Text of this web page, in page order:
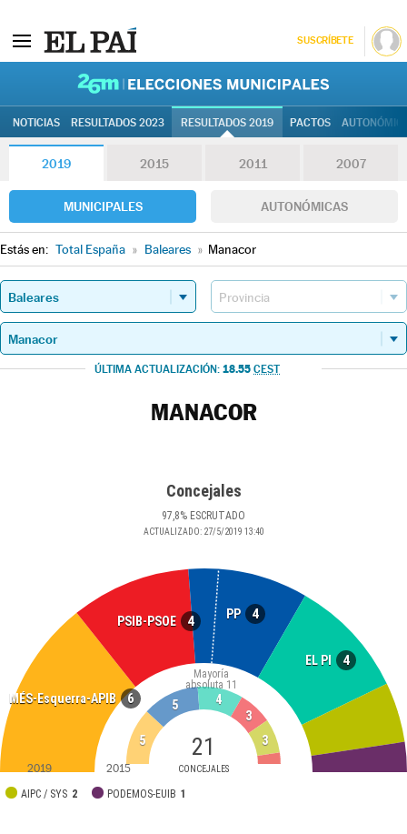
SUSCRÍBETE
NOTICIAS RESULTADOS 2023 RESULTADOS 2019 PACTOS
2019 2015 2011 2007
MUNICIPALES AUTONÓMICAS
Estás en: Total España » Baleares » Manacor
ÚLTIMA ACTUALIZACIÓN: 18.55 CEST
MANACOR
Concejales
97,8% ESCRUTADO
ACTUALIZADO: 27/5/2019 13:40
MÉS-Esquerra-APIB 6
PSIB-PSOE 4 PP 4
EL PI 4
21
CONCEJALES
Mayoría
absoluta 11
AIPC / SYS 2 PODEMOS-EUIB 1
5
5
4
3
3
2019 2015